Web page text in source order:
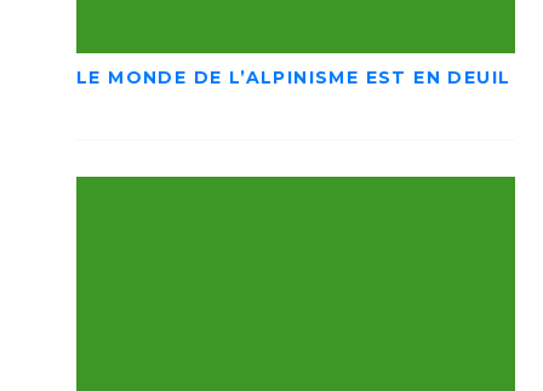
LE MONDE DE L’ALPINISME EST EN DEUIL